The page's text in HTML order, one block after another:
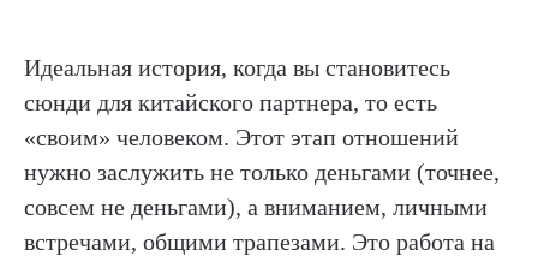
Идеальная история, когда вы становитесь
сюнди для китайского партнера, то есть
«своим» человеком. Этот этап отношений
нужно заслужить не только деньгами (точнее,
совсем не деньгами), а вниманием, личными
встречами, общими трапезами. Это работа на